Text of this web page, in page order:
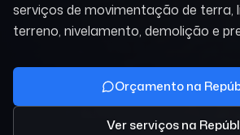
serviços de movimentação de terra,
terreno, nivelamento, demolição e
Orçamento na
Ver serviçosna